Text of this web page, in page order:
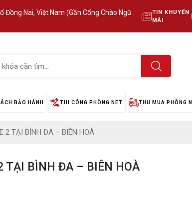
Đồng Nai, Việt Nam (Gần Cổng Chào Ngũ
TIN KHUYẾN
MÃI
BẢO HÀNH THI CÔNG PHÒNG NET THU MUA PHÒNG
2 TẠI BÌNH ĐA – BIÊN HOÀ
TẠI BÌNH ĐA – BIÊN HOÀ